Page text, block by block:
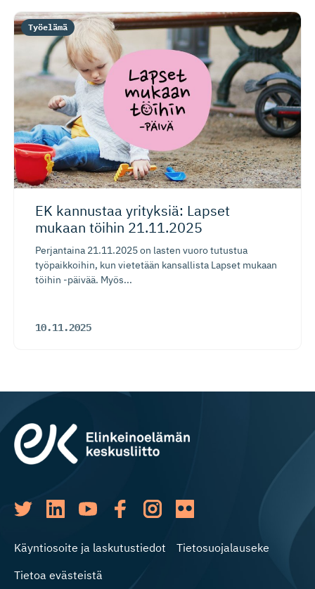
EK kannustaa yrityksiä: Lapset
mukaan töihin 21.11.2025
Perjantaina 21.11.2025 on lasten vuoro tutustua
työpaikkoihin, kun vietetään kansallista Lapset mukaan
töihin -päivää. Myös...
10.11.2025
Työelämä
Käyntiosoite ja laskutustiedot
Tietosuojalauseke
Tietoa evästeistä